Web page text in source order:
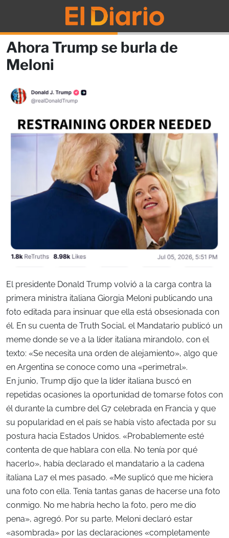
Ahora Trump se burla de
Meloni
El presidente Donald Trump volvió a la carga contra la
primera ministra italiana Giorgia Meloni publicando una
foto editada para insinuar que ella está obsesionada con
él. En su cuenta de Truth Social, el Mandatario publicó un
meme donde se ve a la líder italiana mirandolo, con el
texto: «Se necesita una orden de alejamiento», algo que
en Argentina se conoce como una «perimetral».
En junio, Trump dijo que la líder italiana buscó en
repetidas ocasiones la oportunidad de tomarse fotos con
él durante la cumbre del G7 celebrada en Francia y que
su popularidad en el país se había visto afectada por su
postura hacia Estados Unidos. «Probablemente esté
contenta de que hablara con ella. No tenía por qué
hacerlo», había declarado el mandatario a la cadena
italiana La7 el mes pasado. «Me suplicó que me hiciera
una foto con ella. Tenía tantas ganas de hacerse una foto
conmigo. No me habría hecho la foto, pero me dio
pena», agregó. Por su parte, Meloni declaró estar
«asombrada» por las declaraciones «completamente